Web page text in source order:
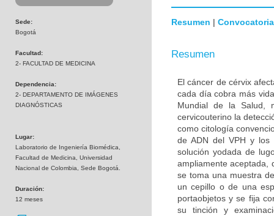
Sede:
Bogotá
Facultad:
2- FACULTAD DE MEDICINA
Dependencia:
2- DEPARTAMENTO DE IMÁGENES
DIAGNÓSTICAS
Lugar:
Laboratorio de Ingeniería Biomédica,
Facultad de Medicina, Universidad
Nacional de Colombia, Sede Bogotá.
Duración:
12 meses
Resumen | Convocatoria
Resumen
El cáncer de cérvix
cada día cobra más
Mundial de la Salud,
cervicouterino la
como citología
de ADN del VPH y los
solución yodada de
ampliamente aceptada,
se toma una muestra
un cepillo o de una
portaobjetos y se fija
su tinción y